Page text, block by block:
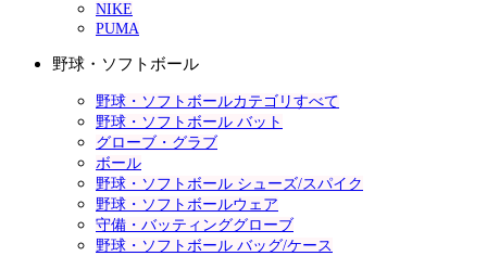
NIKE
PUMA
野球・ソフトボール
野球・ソフトボールカテゴリすべて
野球・ソフトボール バット
グローブ・グラブ
ボール
野球・ソフトボール シューズ/スパイク
野球・ソフトボールウェア
守備・バッティンググローブ
野球・ソフトボール バッグ/ケース